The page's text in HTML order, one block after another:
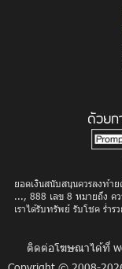
ด้วยก
ยอดเงินสนับสนุนควรลงท้
..., 888 เลข 8 หมายถึง ค
เราได้รับทรัพย์ รับโชค ร่ำ
ติดต่อโฆษณาได้ที่